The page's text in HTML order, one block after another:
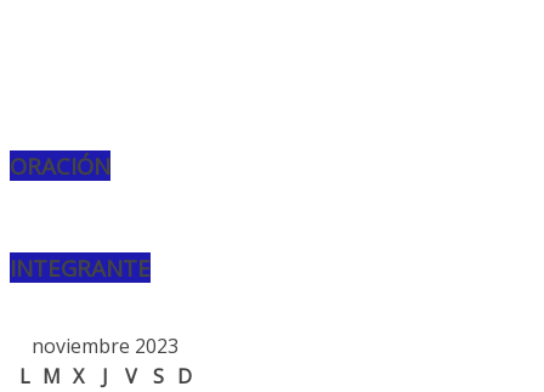
ORACIÓN
INTEGRANTE
noviembre 2023
L M X J V S D